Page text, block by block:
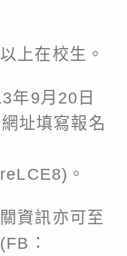
上在校生。
年9月20日
址填寫報名
。
資訊亦可至
：